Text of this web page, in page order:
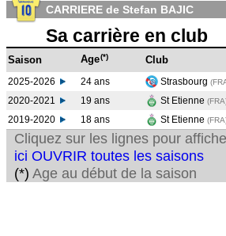
CARRIERE de Stefan BAJIC
Sa carrière en club
Saison Age(*) Club
2025-2026 24 ans Strasbourg
2020-2021
19 ans St Etienne (FRA
2019-2020
18 ans St Etienne (FRA
Cliquez sur les lignes pour
ici OUVRIR toutes les saisons
(*) Age au début de la saison